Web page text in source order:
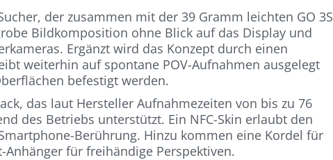
der zusammen mit der 39 Gramm leichten GO 3S
Bildkomposition ohne Blick auf das Display und
Ergänzt wird das Konzept durch einen
weiterhin auf spontane POV-Aufnahmen ausgelegt
befestigt werden.
das laut Hersteller Aufnahmezeiten von bis zu 76
des Betriebs unterstützt. Ein NFC-Skin erlaubt den
Berührung. Hinzu kommen eine Kordel für
für freihändige Perspektiven.